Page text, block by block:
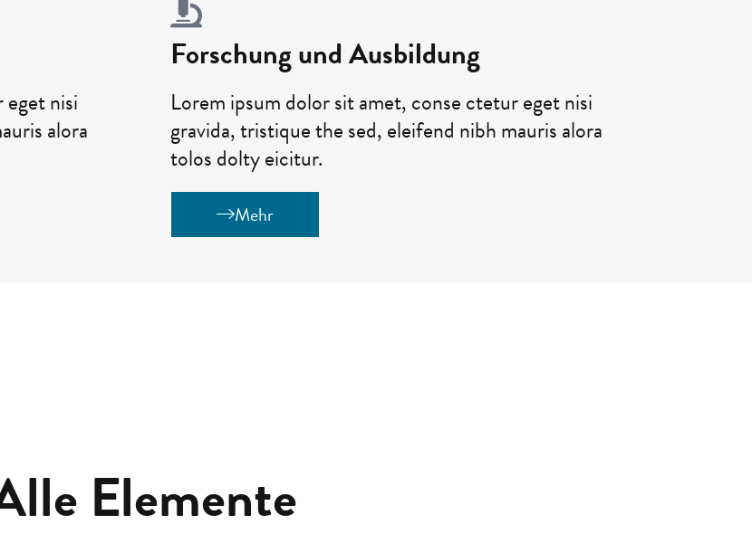
nisi
alora
Forschung und Ausbildung
Lorem ipsum dolor sit amet, conse ctetur eget nisi
gravida, tristique the sed, eleifend nibh mauris alora
tolos dolty eicitur.
Mehr
Elemente